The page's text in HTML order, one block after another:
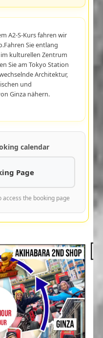
A2-S-Kurs fahren wir
Sie entlang
kulturellen Zentrum
Sie am Tokyo Station
Architektur,
und
Ginza nähern.
calendar
Page
access the booking page